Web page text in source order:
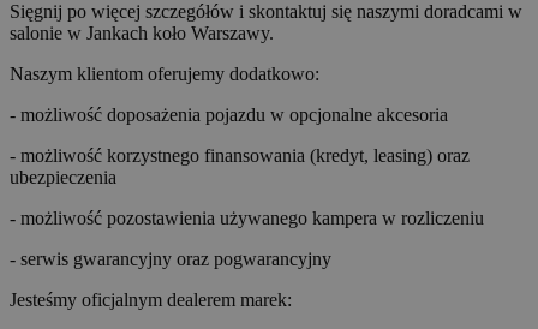
Sięgnij po więcej szczegółów i skontaktuj się naszymi doradcami w
salonie w Jankach koło Warszawy.
Naszym klientom oferujemy dodatkowo:
- możliwość doposażenia pojazdu w opcjonalne akcesoria
- możliwość korzystnego finansowania (kredyt, leasing) oraz
ubezpieczenia
- możliwość pozostawienia używanego kampera w rozliczeniu
- serwis gwarancyjny oraz pogwarancyjny
Jesteśmy oficjalnym dealerem marek: